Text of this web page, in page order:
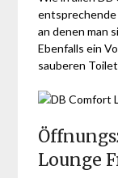
an denen man
Ebenfalls ein
sauberen
Lounge